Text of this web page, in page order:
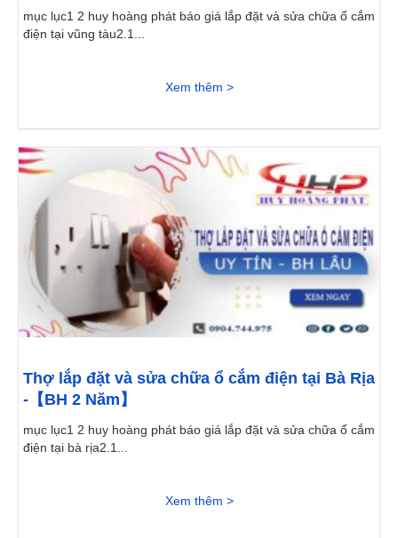
mục lục1 2 huy hoàng phát báo giá lắp đặt và sửa chữa ổ cắm
điện tại vũng tàu2.1...
Xem thêm >
Thợ lắp đặt và sửa chữa ổ cắm điện tại Bà Rịa
-【BH 2 Năm】
mục lục1 2 huy hoàng phát báo giá lắp đặt và sửa chữa ổ cắm
điện tại bà rịa2.1...
Xem thêm >